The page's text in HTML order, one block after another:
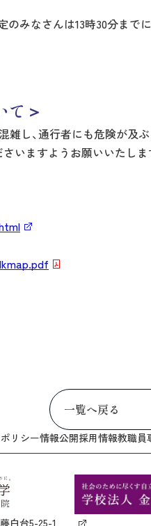
みなさんは13時30分まで
て＞
し、通行者にも危険が及
いますようお願いいたしま
一覧へ戻る
リシー情報公開採用情報教職員
白台5-25-1